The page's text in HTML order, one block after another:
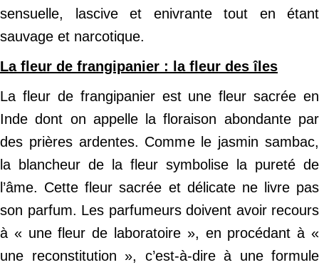
sensuelle, lascive et enivrante tout en étant
sauvage et narcotique.
La fleur de frangipanier : la fleur des îles
La fleur de frangipanier est une fleur sacrée en
Inde dont on appelle la floraison abondante par
des prières ardentes. Comme le jasmin sambac,
la blancheur de la fleur symbolise la pureté de
l’âme. Cette fleur sacrée et délicate ne livre pas
son parfum. Les parfumeurs doivent avoir recours
à « une fleur de laboratoire », en procédant à «
une reconstitution », c’est-à-dire à une formule